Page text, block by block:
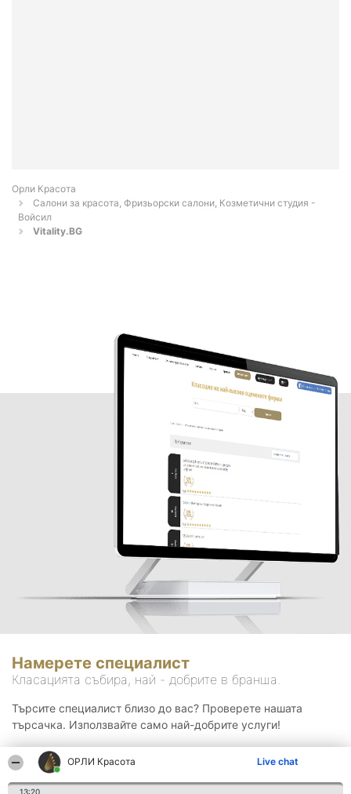
ОРЛИ Красота Live chat
13:20
Орли Красота
Салони за красота, Фризьорски салони, Козметични студия -
Войсил
Vitality.BG
Намерете специалист
Класацията събира, най - добрите в бранша.
Търсите специалист близо до вас? Проверете нашата
търсачка. Използвайте само най-добрите услуги!